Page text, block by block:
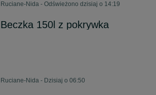
Ruciane-Nida - Odświeżono dzisiaj o 14:19
Beczka 150l z pokrywka
Ruciane-Nida - Dzisiaj o 06:50